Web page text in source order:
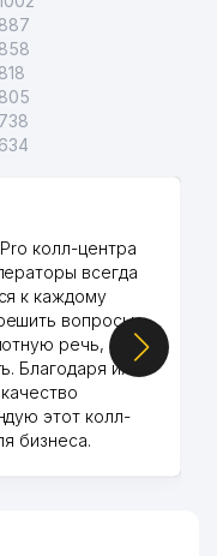
887
858
818
805
738
634
колл-центра
всегда
к каждому
вопросы.
речь,
Благодаря их
этот колл-
бизнеса.